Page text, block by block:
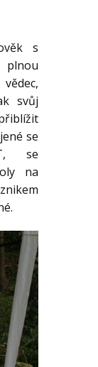
s
plnou
svůj
se
se
na